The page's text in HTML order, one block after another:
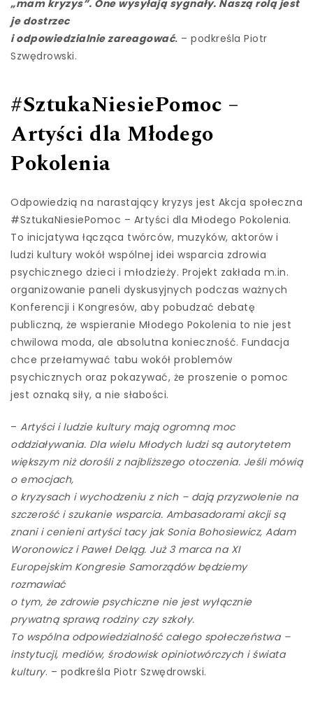
„mam kryzys”. One wysyłają sygnały. Naszą rolą jest
je dostrzec
i odpowiedzialnie zareagować. – podkreśla Piotr
Szwędrowski.
#SztukaNiesiePomoc –
Artyści dla Młodego
Pokolenia
Odpowiedzią na narastający kryzys jest Akcja społeczna
#SztukaNiesiePomoc – Artyści dla Młodego Pokolenia.
To inicjatywa łącząca twórców, muzyków, aktorów i
ludzi kultury wokół wspólnej idei wsparcia zdrowia
psychicznego dzieci i młodzieży. Projekt zakłada m.in.
organizowanie paneli dyskusyjnych podczas ważnych
Konferencji i Kongresów, aby pobudzać debatę
publiczną, że wspieranie Młodego Pokolenia to nie jest
chwilowa moda, ale absolutna konieczność. Fundacja
chce przełamywać tabu wokół problemów
psychicznych oraz pokazywać, że proszenie o pomoc
jest oznaką siły, a nie słabości.
– Artyści i ludzie kultury mają ogromną moc
oddziaływania. Dla wielu Młodych ludzi są autorytetem
większym niż dorośli z najbliższego otoczenia. Jeśli mówią
o emocjach,
o kryzysach i wychodzeniu z nich – dają przyzwolenie na
szczerość i szukanie wsparcia. Ambasadorami akcji są
znani i cenieni artyści tacy jak Sonia Bohosiewicz, Adam
Woronowicz i Paweł Deląg. Już 3 marca na XI
Europejskim Kongresie Samorządów będziemy
rozmawiać
o tym, że zdrowie psychiczne nie jest wyłącznie
prywatną sprawą rodziny czy szkoły.
To wspólna odpowiedzialność całego społeczeństwa –
instytucji, mediów, środowisk opiniotwórczych i świata
kultury. – podkreśla Piotr Szwędrowski.